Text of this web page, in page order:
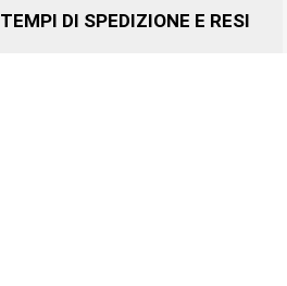
TEMPI DI SPEDIZIONE E RESI